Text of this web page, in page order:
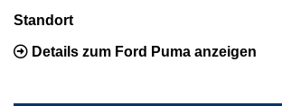
Standort
Details zum Ford Puma anzeigen